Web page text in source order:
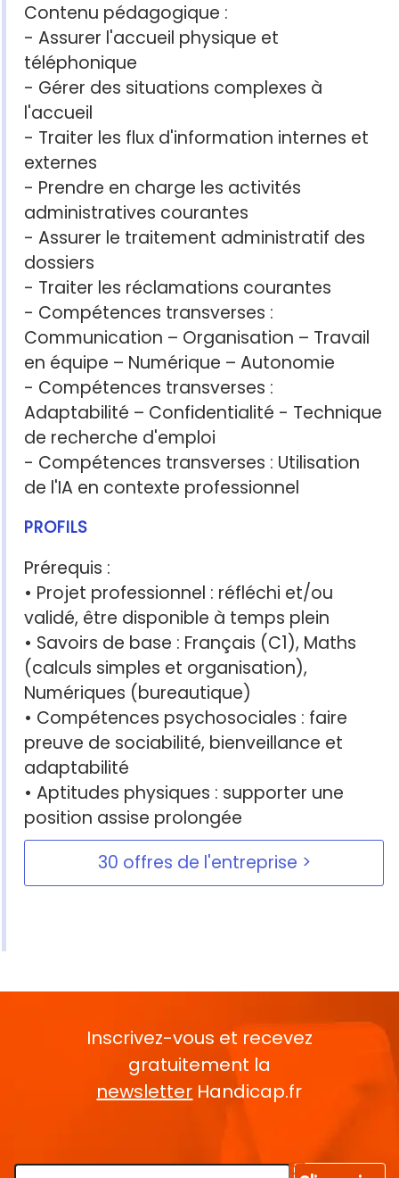
Contenu pédagogique :
- Assurer l'accueil physique et
téléphonique
- Gérer des situations complexes à
l'accueil
- Traiter les flux d'information internes et
externes
- Prendre en charge les activités
administratives courantes
- Assurer le traitement administratif des
dossiers
- Traiter les réclamations courantes
- Compétences transverses :
Communication – Organisation – Travail
en équipe – Numérique – Autonomie
- Compétences transverses :
Adaptabilité – Confidentialité - Technique
de recherche d'emploi
- Compétences transverses : Utilisation
de l'IA en contexte professionnel
PROFILS
Prérequis :
• Projet professionnel : réfléchi et/ou
validé, être disponible à temps plein
• Savoirs de base : Français (C1), Maths
(calculs simples et organisation),
Numériques (bureautique)
• Compétences psychosociales : faire
preuve de sociabilité, bienveillance et
adaptabilité
• Aptitudes physiques : supporter une
position assise prolongée
30 offres de l'entreprise
Inscrivez-vous et recevez
gratuitement la
newsletter Handicap.fr